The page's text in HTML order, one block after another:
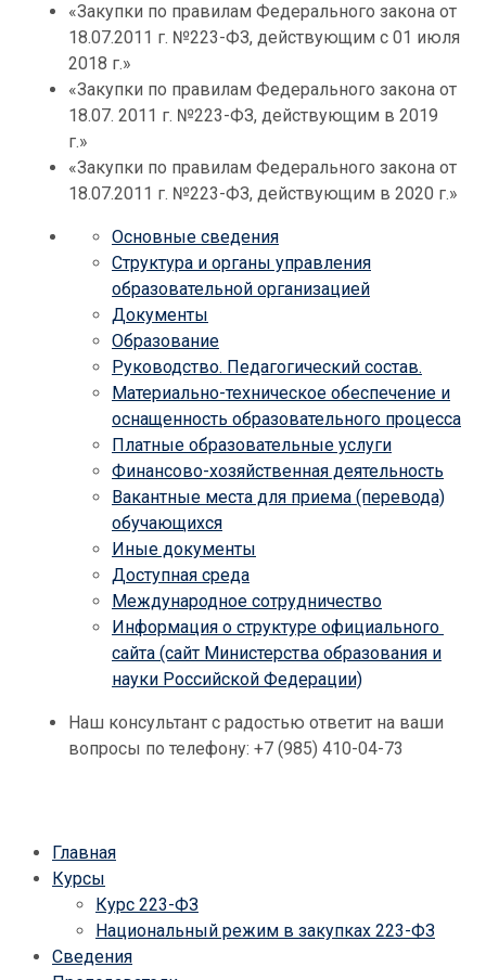
«Закупки по правилам Федерального закона от
18.07.2011 г. №223-ФЗ, действующим с 01 июля
2018 г.»
«Закупки по правилам Федерального закона от
18.07. 2011 г. №223-ФЗ, действующим в 2019
г.»
«Закупки по правилам Федерального закона от
18.07.2011 г. №223-ФЗ, действующим в 2020 г.»
Основные сведения
Структура и органы управления
образовательной организацией
Документы
Образование
Руководство. Педагогический состав.
Материально-техническое обеспечение и
оснащенность образовательного процесса
Платные образовательные услуги
Финансово-хозяйственная деятельность
Вакантные места для приема (перевода)
обучающихся
Иные документы
Доступная среда
Международное сотрудничество
Информация о структуре официального
сайта (сайт Министерства образования и
науки Российской Федерации)
Наш консультант с радостью ответит на ваши
вопросы по телефону: +7 (985) 410-04-73
Главная
Курсы
Курс 223-ФЗ
Национальный режим в закупках 223-ФЗ
Сведения